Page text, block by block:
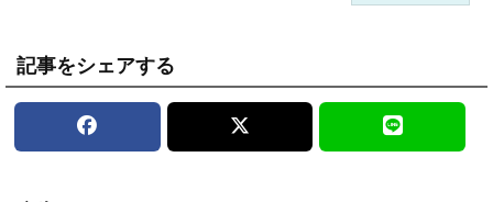
記事をシェアする